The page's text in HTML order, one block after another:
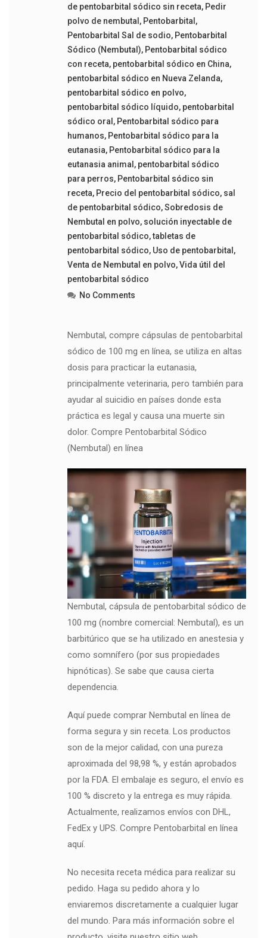
de pentobarbital sódico sin receta, Pedir
polvo de nembutal , Pentobarbital ,
Pentobarbital Sal de sodio, Pentobarbital
Sódico (Nembutal), Pentobarbital sódico
con receta, pentobarbital sódico en China,
pentobarbital sódico en Nueva Zelanda,
pentobarbital sódico en polvo,
pentobarbital sódico líquido, pentobarbital
sódico oral , Pentobarbital sódico para
humanos, Pentobarbital sódico para la
eutanasia, Pentobarbital sódico para la
eutanasia animal , pentobarbital sódico
para perros, Pentobarbital sódico sin
receta, Precio del pentobarbital sódico, sal
de pentobarbital sódico,Sobredosis de
Nembutal en polvo, solución inyectable de
pentobarbital sódico,tabletas de
pentobarbital sódico, Uso de pentobarbital ,
Venta de Nembutal en polvo,Vida útil del
pentobarbital sódico
No Comments
Nembutal, compre cápsulas de pentobarbital
sódico de 100 mg en línea, se utiliza en altas
dosis para practicar la eutanasia,
principalmente veterinaria, pero también para
ayudar al suicidio en países donde esta
práctica es legal y causa una muerte sin
dolor. Compre Pentobarbital Sódico
(Nembutal) en línea
Nembutal, cápsula de pentobarbital sódico de
100 mg (nombre comercial: Nembutal), es un
barbitúrico que se ha utilizado en anestesia y
como somnífero (por sus propiedades
hipnóticas). Se sabe que causa cierta
dependencia.
Aquí puede comprar Nembutal en línea de
forma segura y sin receta. Los productos
son de la mejor calidad, con una pureza
aproximada del 98,98 %, y están aprobados
por la FDA. El embalaje es seguro, el envío es
100 % discreto y la entrega es muy rápida.
Actualmente, realizamos envíos con DHL,
FedEx y UPS. Compre Pentobarbital en línea
aquí.
No necesita receta médica para realizar su
pedido. Haga su pedido ahora y lo
enviaremos discretamente a cualquier lugar
del mundo. Para más información sobre el